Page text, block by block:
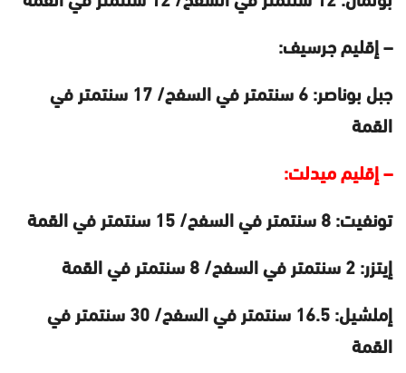
– إقليم جرسيف:
جبل بوناصر: 6 سنتمتر في السفح/ 17 سنتمتر في
القمة
– إقليم ميدلت:
تونفيت: 8 سنتمتر في السفح/ 15 سنتمتر في القمة
إيتزر: 2 سنتمتر في السفح/ 8 سنتمتر في القمة
إملشيل: 16.5 سنتمتر في السفح/ 30 سنتمتر في
القمة